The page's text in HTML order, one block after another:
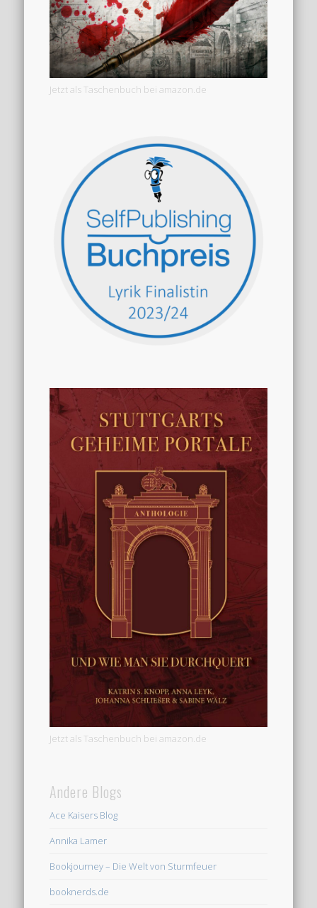
Jetzt als Taschenbuch bei amazon.de
Jetzt als Taschenbuch bei amazon.de
Andere Blogs
Ace Kaisers Blog
Annika Lamer
Bookjourney – Die Welt von Sturmfeuer
booknerds.de